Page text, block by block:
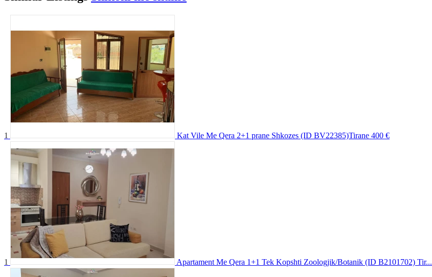
1 Kat Vile Me Qera 2+1 prane Shkozes (ID BV22385)Tirane 400 €
1 Apartament Me Qera 1+1 Tek Kopshti Zoologjik/Botanik (ID B2101702) Tir...